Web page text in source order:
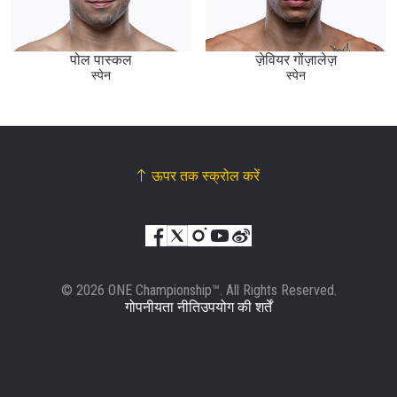
पोल पास्कल
स्पेन
ज़ेवियर गोंज़ालेज़
स्पेन
ऊपर तक स्क्रोल करें
© 2026 ONE Championship™. All Rights Reserved.
गोपनीयता नीतिउपयोग की शर्तें